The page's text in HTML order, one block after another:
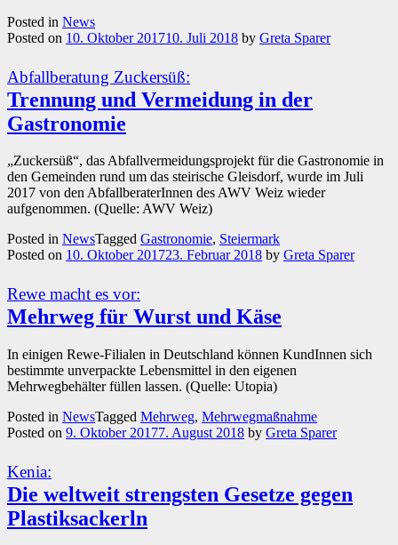
Posted in News
Posted on 10. Oktober 201710. Juli 2018 by Greta Sparer
Abfallberatung Zuckersüß:
Trennung und Vermeidung in der
Gastronomie
„Zuckersüß“, das Abfallvermeidungsprojekt für die Gastronomie in
den Gemeinden rund um das steirische Gleisdorf, wurde im Juli
2017 von den AbfallberaterInnen des AWV Weiz wieder
aufgenommen. (Quelle: AWV Weiz)
Posted in NewsTagged Gastronomie, Steiermark
Posted on 10. Oktober 201723. Februar 2018 by Greta Sparer
Rewe macht es vor:
Mehrweg für Wurst und Käse
In einigen Rewe-Filialen in Deutschland können KundInnen sich
bestimmte unverpackte Lebensmittel in den eigenen
Mehrwegbehälter füllen lassen. (Quelle: Utopia)
Posted in NewsTagged Mehrweg, Mehrwegmaßnahme
Posted on 9. Oktober 20177. August 2018 by Greta Sparer
Kenia:
Die weltweit strengsten Gesetze gegen
Plastiksackerln